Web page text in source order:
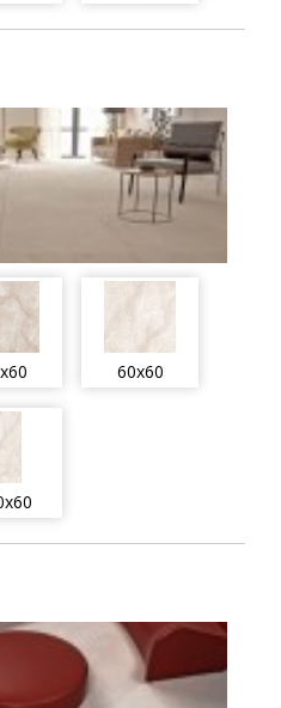
60x60